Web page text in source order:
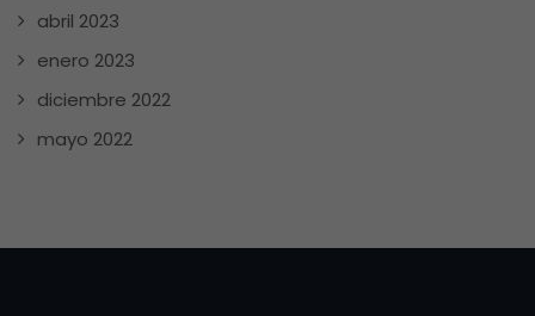
abril 2023
enero 2023
diciembre 2022
mayo 2022